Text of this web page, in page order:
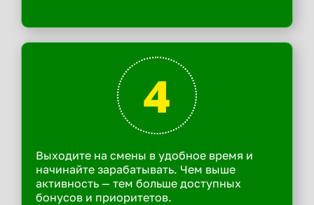
4
Выходите на смены в удобное время и
начинайте зарабатывать. Чем выше
активность — тем больше доступных
бонусов и приоритетов.